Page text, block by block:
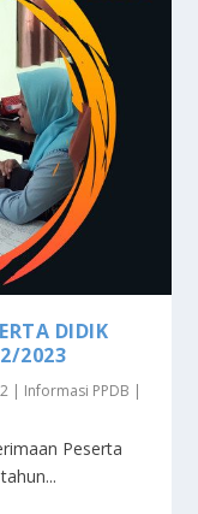
DIDIK
2023
| Informasi PPDB |
Peserta